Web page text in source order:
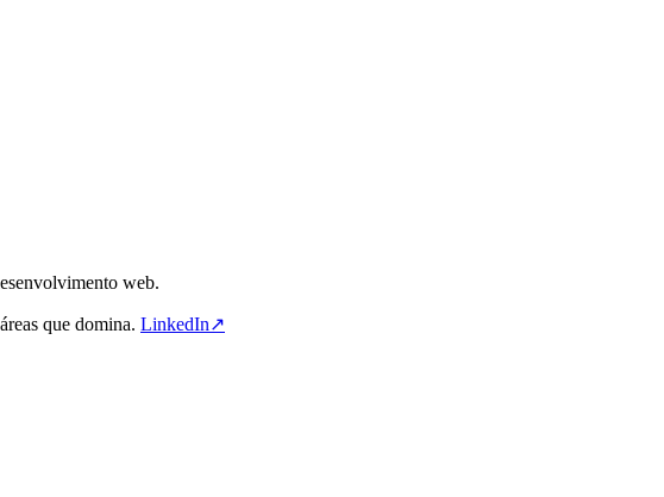
web.
que domina. LinkedIn↗